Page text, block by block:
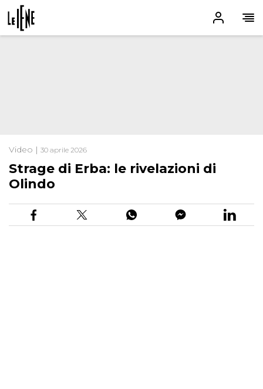
Video | 30 aprile 2026
Strage di Erba: le rivelazioni di
Olindo